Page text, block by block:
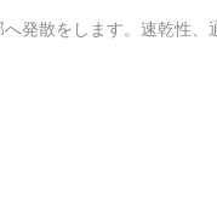
発散をします。速乾性